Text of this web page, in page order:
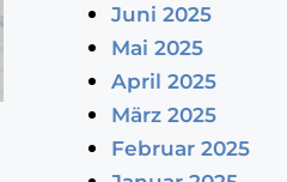
Juni 2025
Mai 2025
April 2025
März 2025
Februar 2025